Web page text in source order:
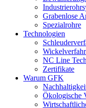
Grabenlose
Spezialrohre
Technologien
NC Line
Zertifikate
Warum GFK
Ökologische